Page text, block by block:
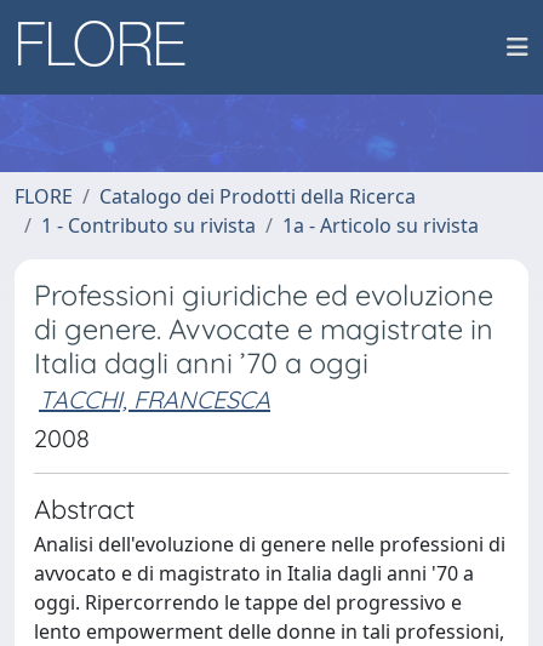
FLORE
Catalogo dei Prodotti della Ricerca
1 - Contributo su rivista
1a - Articolo su rivista
Professioni giuridiche ed evoluzione
di genere. Avvocate e magistrate in
Italia dagli anni ’70 a oggi
TACCHI, FRANCESCA
2008
Abstract
Analisi dell'evoluzione di genere nelle professioni di
avvocato e di magistrato in Italia dagli anni '70 a
oggi. Ripercorrendo le tappe del progressivo e
lento empowerment delle donne in tali professioni,